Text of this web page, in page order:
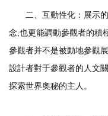
二、互動性化：展示的
念,也更能調動參觀者的積
參觀者并不是被動地參觀
設計者對于參觀者的人文
探索世界奧秘的主人。